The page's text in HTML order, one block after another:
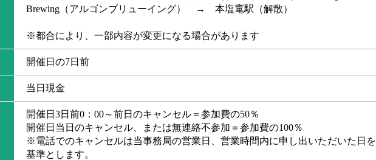
Brewing（アルゴンブリューイング） → 本塩竃駅（解散）
※都合により、一部内容が変更になる場合があります
開催日の7日前
当日現金
開催日3日前0：00～前日のキャンセル＝参加費の50％
開催日当日のキャンセル、または無連絡不参加＝参加費の100％
※電話でのキャンセルは当事務局の営業日、営業時間内に申し出いただいた日を
基準とします。